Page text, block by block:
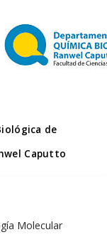
de
Caputto
Molecular